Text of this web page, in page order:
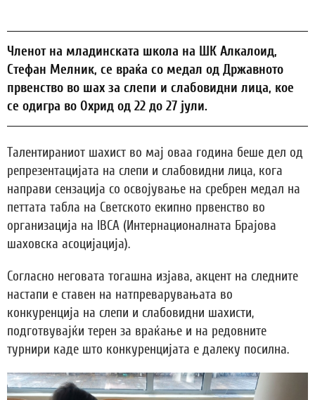
Членот на младинската школа на ШК Алкалоид,
Стефан Мелник, се враќа со медал од Државното
првенство во шах за слепи и слабовидни лица, кое
се одигра во Охрид од 22 до 27 јули.
Талентираниот шахист во мај оваа година беше дел од
репрезентацијата на слепи и слабовидни лица, кога
направи сензација со освојување на сребрен медал на
петтата табла на Светското екипно првенство во
организација на IBCA (Интернационалната Брајова
шаховска асоцијација).
Согласно неговата тогашна изјава, акцент на следните
настапи е ставен на натпреварувањата во
конкуренција на слепи и слабовидни шахисти,
подготвувајќи терен за враќање и на редовните
турнири каде што конкуренцијата е далеку посилна.